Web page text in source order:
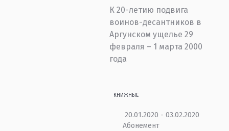
К 20-летию подвига
воинов-десантников в
Аргунском ущелье 29
февраля – 1 марта 2000
года
КНИЖНЫЕ
20.01.2020 - 03.02.2020
Абонемент